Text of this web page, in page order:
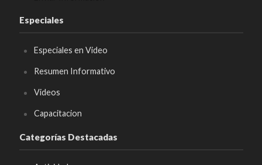
Especiales
Especiales en Video
Resumen Informativo
Videos
Capacitacion
Categorías Destacadas